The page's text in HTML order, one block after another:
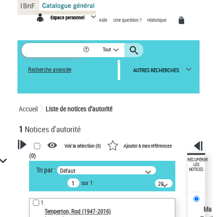
Espace personnel Aide Une question ? Historique
Tout
Recherche avancée AUTRES RECHERCHES
Accueil Liste de notices d’autorité
1 Notices d'autorité
VOTRE RECHERCHE
Recherche avancée dans les
notices d’autorité
Œuvres liées à l'auteur :
Temperton, Rod (1947-2016)
Voir la sélection (0) Ajouter à mes références
(0)
Tri par : Défaut
sur 1
20
résultats/page
1
Temperton, Rod (1947-2016)
RÉCUPÉRER
LES
NOTICES
Ma
Panneau de gestion des cookies